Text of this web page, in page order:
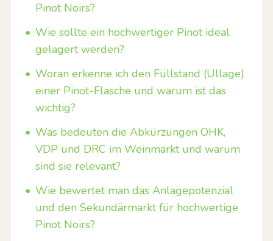
Pinot Noirs?
• Wie sollte ein hochwertiger Pinot ideal
gelagert werden?
• Woran erkenne ich den Füllstand (Ullage)
einer Pinot-Flasche und warum ist das
wichtig?
• Was bedeuten die Abkürzungen OHK,
VDP und DRC im Weinmarkt und warum
sind sie relevant?
• Wie bewertet man das Anlagepotenzial
und den Sekundärmarkt für hochwertige
Pinot Noirs?